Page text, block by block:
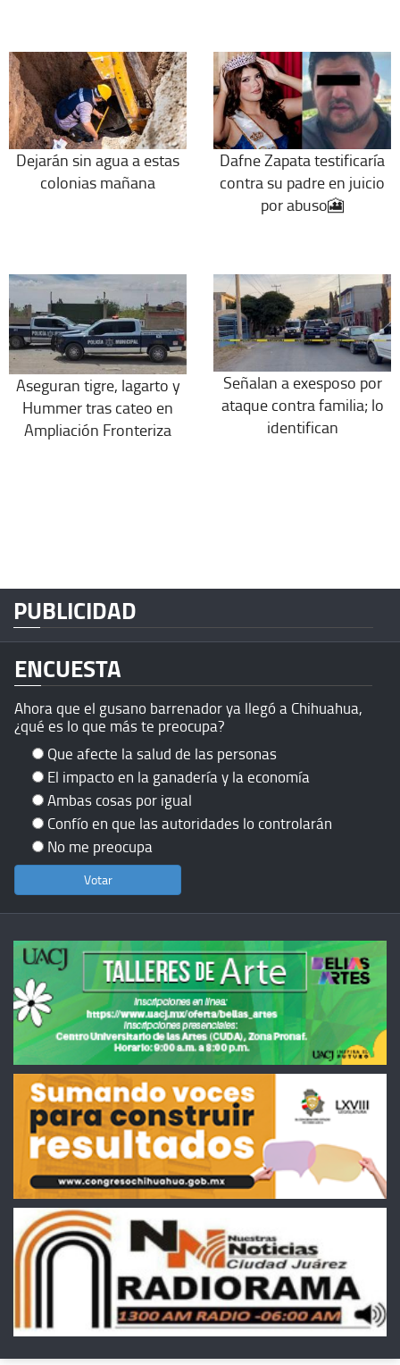
Dejarán sin agua a estas
colonias mañana
Dafne Zapata testificaría
contra su padre en juicio
por abuso🎦
Aseguran tigre, lagarto y
Hummer tras cateo en
Ampliación Fronteriza
Señalan a exesposo por
ataque contra familia; lo
identifican
PUBLICIDAD
ENCUESTA
Ahora que el gusano barrenador ya llegó a Chihuahua,
¿qué es lo que más te preocupa?
Que afecte la salud de las personas
El impacto en la ganadería y la economía
Ambas cosas por igual
Confío en que las autoridades lo controlarán
No me preocupa